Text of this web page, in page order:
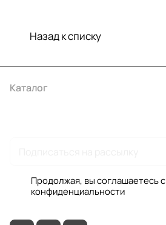
Назад к списку
Каталог
Продолжая, вы соглашаетесь с
конфиденциальности